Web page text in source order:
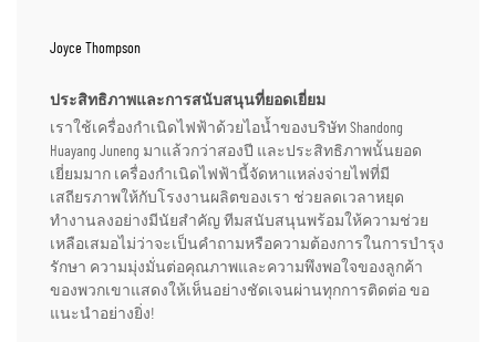
Joyce Thompson
ประสิทธิภาพและการสนับสนุนที่ยอดเยี่ยม
เราใช้เครื่องกำเนิดไฟฟ้าด้วยไอน้ำของบริษัท Shandong
Huayang Juneng มาแล้วกว่าสองปี และประสิทธิภาพนั้นยอด
เยี่ยมมาก เครื่องกำเนิดไฟฟ้านี้จัดหาแหล่งจ่ายไฟที่มี
เสถียรภาพให้กับโรงงานผลิตของเรา ช่วยลดเวลาหยุด
ทำงานลงอย่างมีนัยสำคัญ ทีมสนับสนุนพร้อมให้ความช่วย
เหลือเสมอไม่ว่าจะเป็นคำถามหรือความต้องการในการบำรุง
รักษา ความมุ่งมั่นต่อคุณภาพและความพึงพอใจของลูกค้า
ของพวกเขาแสดงให้เห็นอย่างชัดเจนผ่านทุกการติดต่อ ขอ
แนะนำอย่างยิ่ง!